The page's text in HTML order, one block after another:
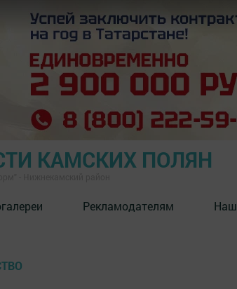
КАМСКИХ ПОЛЯН
Рекламодателям